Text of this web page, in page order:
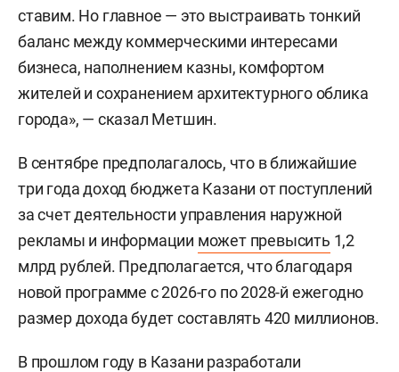
ставим. Но главное — это выстраивать тонкий
баланс между коммерческими интересами
бизнеса, наполнением казны, комфортом
жителей и сохранением архитектурного облика
города», — сказал Метшин.
В сентябре предполагалось, что в ближайшие
три года доход бюджета Казани от поступлений
за счет деятельности управления наружной
рекламы и информации может превысить 1,2
млрд рублей. Предполагается, что благодаря
новой программе с 2026-го по 2028-й ежегодно
размер дохода будет составлять 420 миллионов.
В прошлом году в Казани разработали